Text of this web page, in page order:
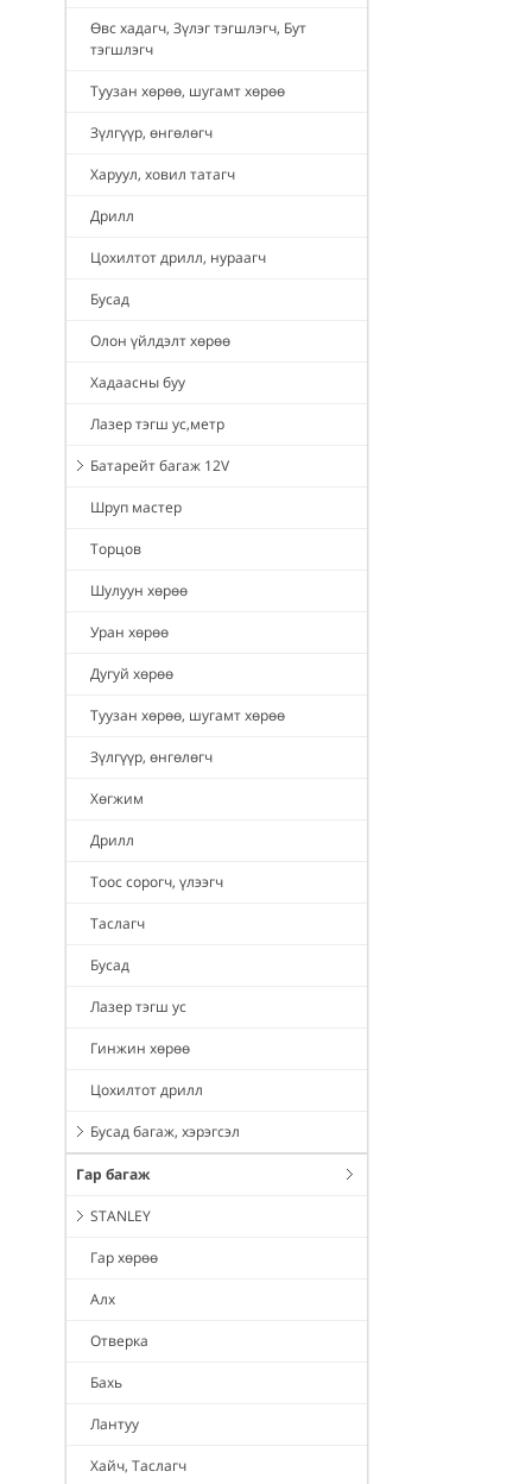
Өвс хадагч, Зүлэг тэгшлэгч, Бут
тэгшлэгч
Туузан хөрөө, шугамт хөрөө
Зүлгүүр, өнгөлөгч
Харуул, ховил татагч
Дрилл
Цохилтот дрилл, нураагч
Бусад
Олон үйлдэлт хөрөө
Хадаасны буу
Лазер тэгш ус,метр
Батарейт багаж 12V
Шруп мастер
Торцов
Шулуун хөрөө
Уран хөрөө
Дугуй хөрөө
Туузан хөрөө, шугамт хөрөө
Зүлгүүр, өнгөлөгч
Хөгжим
Дрилл
Тоос сорогч, үлээгч
Таслагч
Бусад
Лазер тэгш ус
Гинжин хөрөө
Цохилтот дрилл
Бусад багаж, хэрэгсэл
Гар багаж
STANLEY
Гар хөрөө
Алх
Отверка
Бахь
Лантуу
Хайч, Таслагч